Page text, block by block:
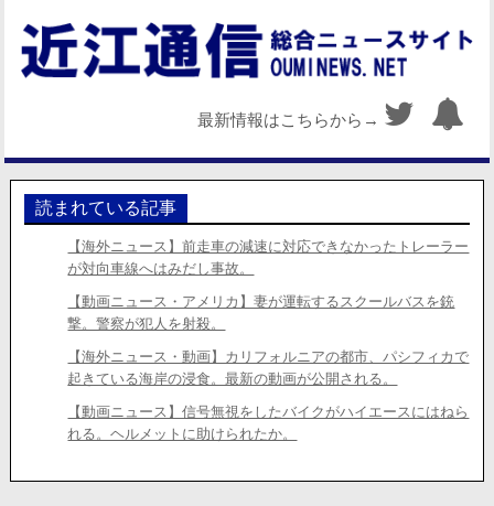
最新情報はこちらから→
読まれている記事
【海外ニュース】前走車の減速に対応できなかったトレーラー
が対向車線へはみだし事故。
【動画ニュース・アメリカ】妻が運転するスクールバスを銃
撃。警察が犯人を射殺。
【海外ニュース・動画】カリフォルニアの都市、パシフィカで
起きている海岸の浸食。最新の動画が公開される。
【動画ニュース】信号無視をしたバイクがハイエースにはねら
れる。ヘルメットに助けられたか。